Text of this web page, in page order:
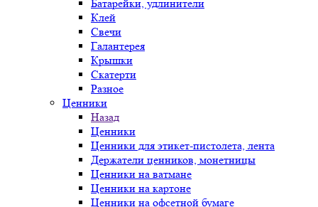
Батарейки, удлинители
Клей
Свечи
Галантерея
Крышки
Скатерти
Разное
Ценники
Назад
Ценники
Ценники для этикет-пистолета, лента
Держатели ценников, монетницы
Ценники на ватмане
Ценники на картоне
Ценники на офсетной бумаге